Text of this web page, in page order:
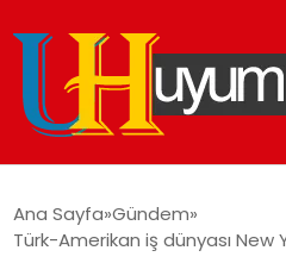
Ana Sayfa Gündem
Türk-Amerikan iş dünyası New